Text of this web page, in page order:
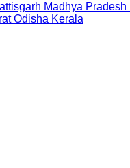
Madhya Pradesh
Odisha Kerala